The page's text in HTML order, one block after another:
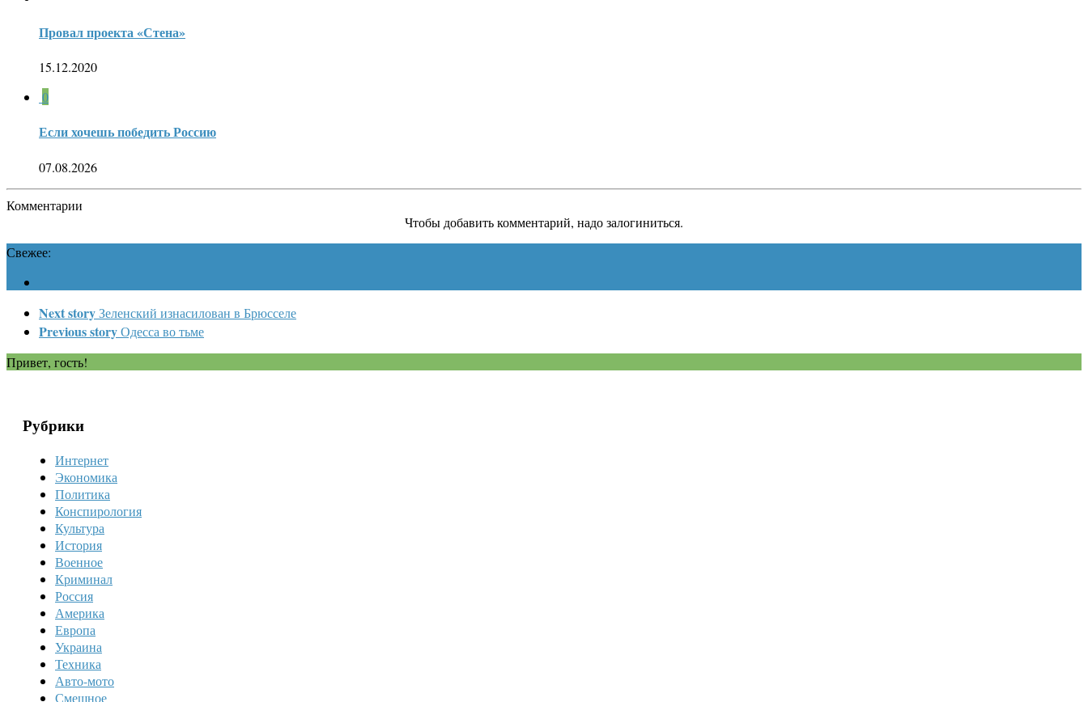
Провал проекта «Стена»
15.12.2020
0
Если хочешь победить Россию
07.08.2026
Комментарии
Чтобы добавить комментарий, надо залогиниться.
Свежее:
Next storyЗеленский изнасилован в Брюсселе
Previous storyОдесса во тьме
Привет, гость!
Рубрики
Интернет
Экономика
Политика
Конспирология
Культура
История
Военное
Криминал
Россия
Америка
Европа
Украина
Техника
Авто-мото
Смешное